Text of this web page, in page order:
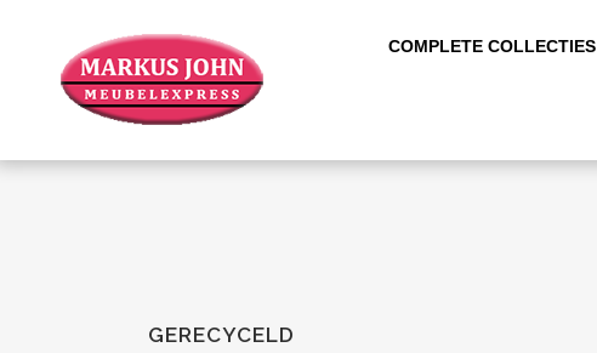
COMPLETE COLLECTIES
GERECYCELD